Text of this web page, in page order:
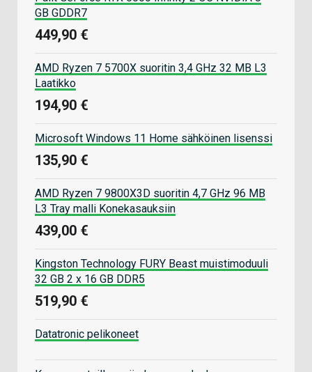
GB GDDR7
449,90 €
AMD Ryzen 7 5700X suoritin 3,4 GHz 32 MB L3
Laatikko
194,90 €
Microsoft Windows 11 Home sähköinen lisenssi
135,90 €
AMD Ryzen 7 9800X3D suoritin 4,7 GHz 96 MB
L3 Tray malli Konekasauksiin
439,00 €
Kingston Technology FURY Beast muistimoduuli
32 GB 2 x 16 GB DDR5
519,90 €
Datatronic pelikoneet